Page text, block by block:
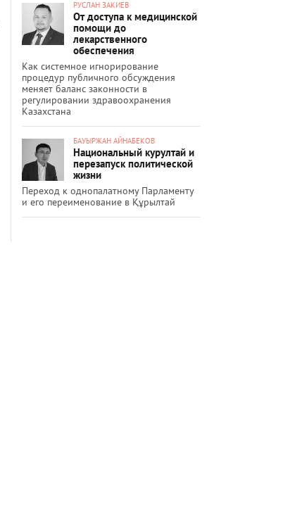
РУСЛАН ЗАКИЕВ
От доступа к медицинской
помощи до
лекарственного
обеспечения
Как системное игнорирование
процедур публичного обсуждения
меняет баланс законности в
регулировании здравоохранения
Казахстана
БАУЫРЖАН АЙНАБЕКОВ
Национальный курултай и
перезапуск политической
жизни
Переход к однопалатному Парламенту
и его переименование в Құрылтай